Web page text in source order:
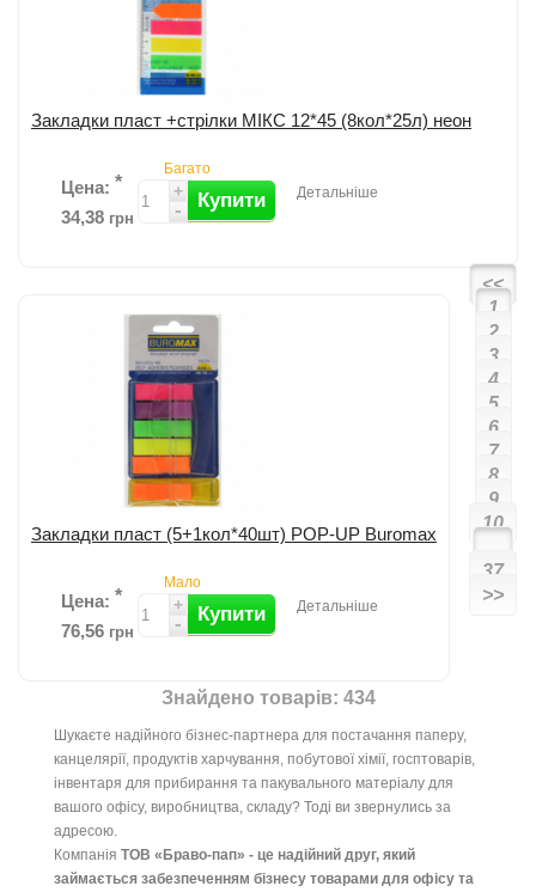
Закладки пласт +стрілки МІКС 12*45 (8кол*25л) неон
Цена: *
34,38 грн
Багато
+
- Купити Детальніше
Пластикові закладки з клейким слоєм от Buromax; Надійно
закріплюються на папері і різноманітних гладких поверхнях; Легко
видаляються з поверхонь...
Додати до порівняння
Закладки пласт (5+1кол*40шт) POP-UP Buromax
Цена: *
76,56 грн
Мало
+
- Купити Детальніше
Додати до порівняння
<<
1
2
3
4
5
6
7
8
9
10
37
>>
Знайдено товарів: 434
Шукаєте надійного бізнес-партнера для постачання паперу,
канцелярії, продуктів харчування, побутової хімії, госптоварів,
інвентаря для прибирання та пакувального матеріалу для
вашого офісу, виробництва, складу? Тоді ви звернулись за
адресою.
Компанія ТОВ «Браво-пап» - це надійний друг, який
займається забезпеченням бізнесу товарами для офісу та